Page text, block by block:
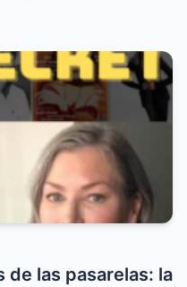
de las pasarelas: la